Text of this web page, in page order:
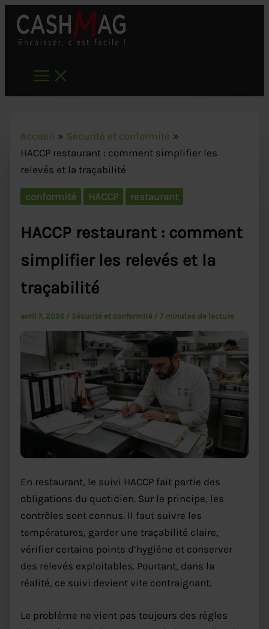
Aller
contenu
Accueil
Sécurité et conformité
HACCP restaurant : comment simplifier les
relevés et la traçabilité
conformité HACCP restaurant
HACCP restaurant : comment
simplifier les relevés et la
traçabilité
avril 7, 2026 / Sécurité et conformité /7 minutes de lecture
En restaurant, le suivi HACCP fait partie des
obligations du quotidien. Sur le principe, les
contrôles sont connus. Il faut suivre les
températures, garder une traçabilité claire,
vérifier certains points d’hygiène et conserver
des relevés exploitables. Pourtant, dans la
réalité, ce suivi devient vite contraignant.
Le problème ne vient pas toujours des règles